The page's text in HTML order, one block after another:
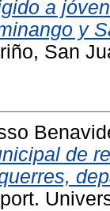
a
y
San
de